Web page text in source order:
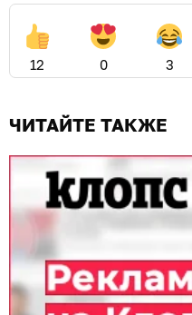
12 0 3
ЧИТАЙТЕ ТАКЖЕ